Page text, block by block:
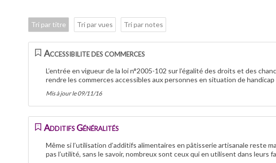
Tri par titre Tri par vues Tri par notes
Accessibilite des commerces
L’entrée en vigueur de la loi n°2005-102 sur l’égalité des droits et des
rendre les commerces accessibles aux personnes en situation de handicap
Mis à jour le 09/11/16
Additifs Généralités
Même si l’utilisation d’additifs alimentaires en pâtisserie artisanale reste
pas l’utilité, sans le savoir, nombreux sont ceux qui en utilisent dans leurs